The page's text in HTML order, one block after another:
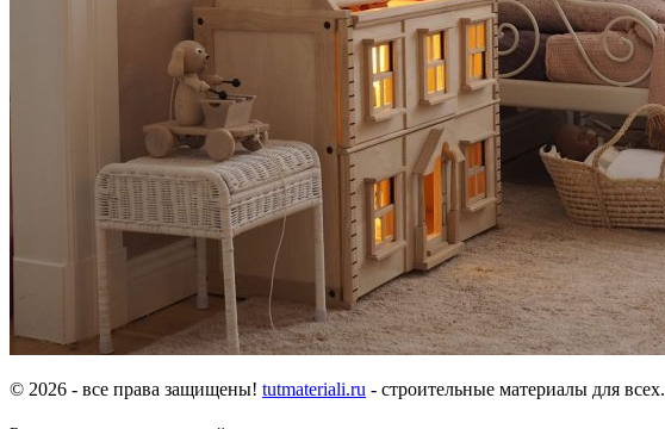
© 2026 - все права защищены! tutmateriali.ru - строительные материалы для всех.